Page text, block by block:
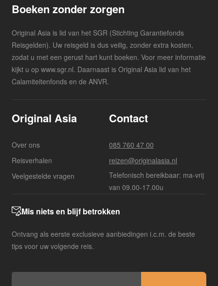
Boeken zonder zorgen
Original Asia is lid van het SGR (Stichting Garantiefonds
Reisgelden). Uw reisgeld is dus veilig, zonder extra kosten,
zodat u met een gerust hart kunt boeken. Voor meer informatie
kijkt u op www.sgr.nl. Daarnaast is Original Asia lid van het
Calamiteitenfonds en de ANVR.
Original Asia
Over ons
Reisverhalen
Veelgestelde vragen
Contact
085 760 47 00
reizen@originalasia.nl
Telefonisch bereikbaar: ma-vrij
van 09.00-17.00u
Mis niets en blijf betrokken
Ontvang als eerste exclusieve aanbiedingen i.c.m. de beste
tips voor uw volgende reis.